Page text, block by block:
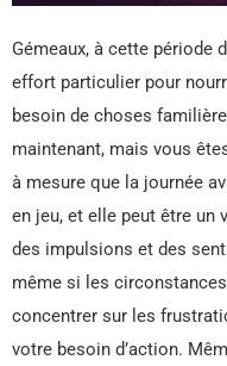
Gémeaux, à cette période
effort particulier pour
besoin de choses
maintenant, mais vous
à mesure que la journée
en jeu, et elle peut être un
des impulsions et des
même si les
concentrer sur les
votre besoin d’action.